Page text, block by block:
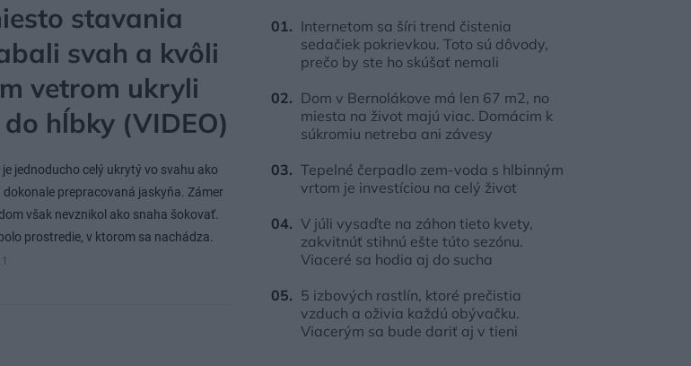
stavania
svah a kvôli
vetrom ukryli
hĺbky (VIDEO)
jednoducho celý ukrytý vo svahu ako
dokonale prepracovaná jaskyňa. Zámer
však nevznikol ako snaha šokovať.
prostredie, v ktorom sa nachádza.
Internetom sa šíri trend čistenia
sedačiek pokrievkou. Toto sú dôvody,
prečo by ste ho skúšať nemali
Dom v Bernolákove má len 67 m2, no
miesta na život majú viac. Domácim k
súkromiu netreba ani závesy
Tepelné čerpadlo zem-voda s hlbinným
vrtom je investíciou na celý život
V júli vysaďte na záhon tieto kvety,
zakvitnúť stihnú ešte túto sezónu.
Viaceré sa hodia aj do sucha
5 izbových rastlín, ktoré prečistia
vzduch a oživia každú obývačku.
Viacerým sa bude dariť aj v tieni